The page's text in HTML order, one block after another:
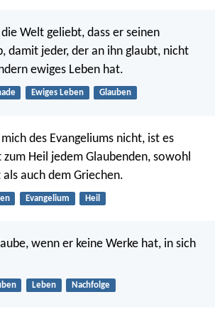
Welt geliebt, dass er seinen
damit jeder, der an ihn glaubt, nicht
ewiges Leben hat.
Ewiges Leben Glauben
des Evangeliums nicht, ist es
Heil jedem Glaubenden, sowohl
auch dem Griechen.
Evangelium Heil
wenn er keine Werke hat, in sich
Leben Nachfolge